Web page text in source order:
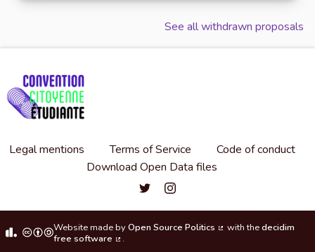
See all withdrawn proposals
Legal mentions Terms of Service
Code of conduct
Download Open Data files
Convention citoyenne étudiante
Convention citoyenne
Website made byOpen Source Politics with thedecidim
free software
.